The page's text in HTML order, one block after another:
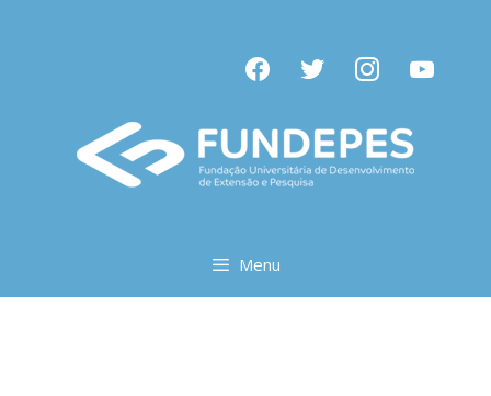
facebooktwitter instagramyoutube
Menu